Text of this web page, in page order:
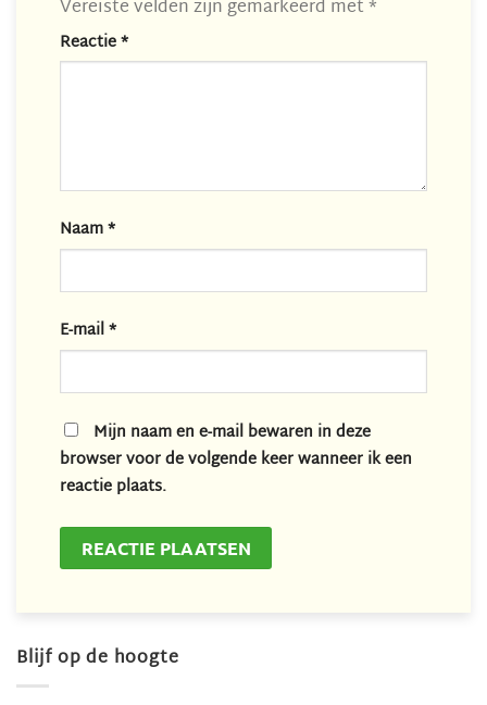
Vereiste velden zijn gemarkeerd met*
Reactie*
Naam*
E-mail*
Mijn naam en e-mail bewaren in deze
browser voor de volgende keer wanneer ik een
reactie plaats.
Blijf op de hoogte